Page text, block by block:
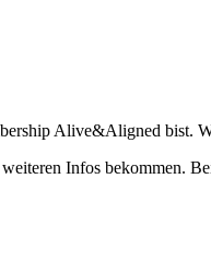
Alive&Aligned bist.
Infos bekommen.